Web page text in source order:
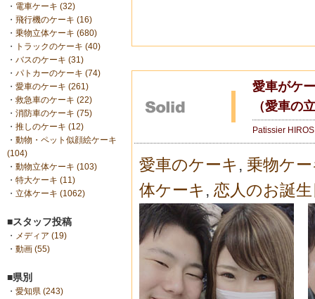
・ 電車ケーキ (32)
・ 飛行機のケーキ (16)
・ 乗物立体ケーキ (680)
・
トラックのケーキ (40)
・ バスのケーキ (31)
・ パトカーのケーキ (74)
・ 愛車のケーキ (261)
・ 救急車のケーキ (22)
・ 消防車のケーキ (75)
・ 推しのケーキ (12)
・ 動物・ペット似顔絵ケーキ
(104)
・ 動物立体ケーキ (103)
・ 特大ケーキ (11)
・ 立体ケーキ (1062)
■スタッフ投稿
・ メディア (19)
・ 動画 (55)
■県別
・ 愛知県 (243)
愛車がケ
（愛車の
Patissier
愛車のケーキ , 乗物ケ
体ケーキ , 恋人のお誕